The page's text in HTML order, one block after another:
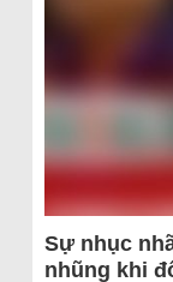
Sự nhục
nhũng khi